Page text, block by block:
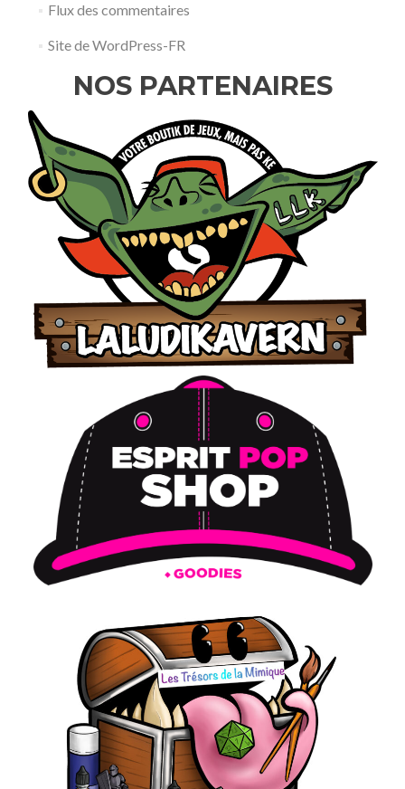
Flux des commentaires
Site de WordPress-FR
NOS PARTENAIRES